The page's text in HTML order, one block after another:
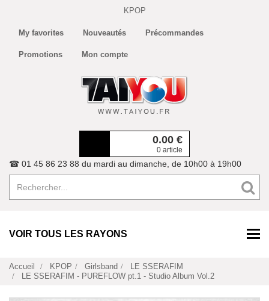
KPOP
My favorites Nouveautés Précommandes
Promotions Mon compte
0.00 €
0 article
☎ 01 45 86 23 88 du mardi au dimanche, de 10h00 à 19h00
VOIR TOUS LES RAYONS
Accueil KPOP Girlsband
LE SSERAFIM
LE SSERAFIM - PUREFLOW pt.1 - Studio Album Vol.2